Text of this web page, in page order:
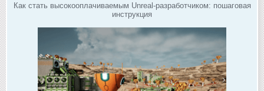
Как стать высокооплачиваемым Unreal-разработчиком: пошаговая
инструкция